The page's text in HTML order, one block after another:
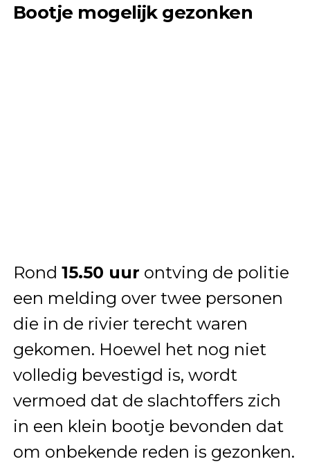
Bootje mogelijk gezonken
Rond 15.50 uur ontving de politie
een melding over twee personen
die in de rivier terecht waren
gekomen. Hoewel het nog niet
volledig bevestigd is, wordt
vermoed dat de slachtoffers zich
in een klein bootje bevonden dat
om onbekende reden is gezonken.